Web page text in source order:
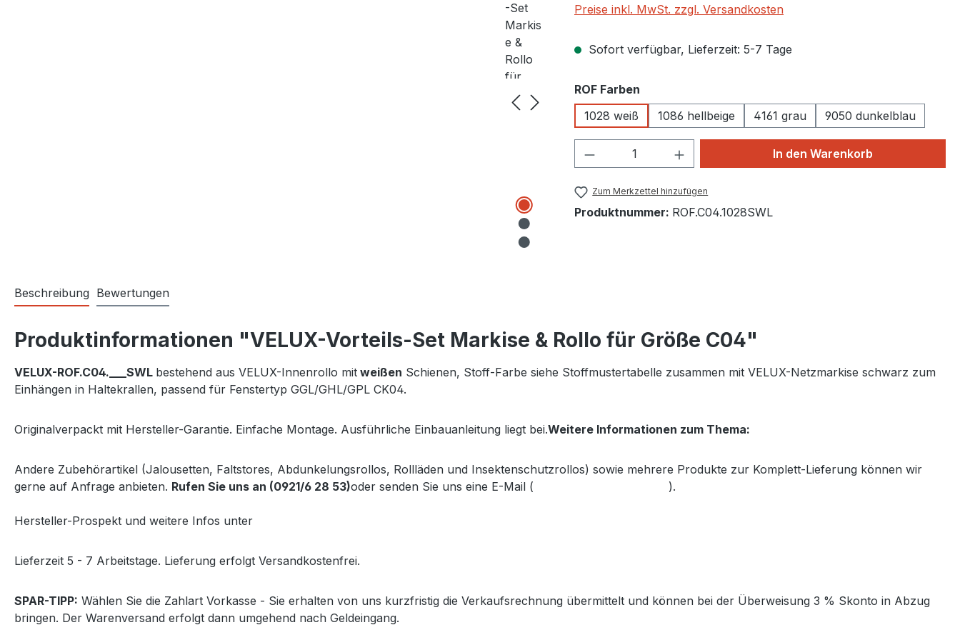
Preise inkl. MwSt. zzgl. Versandkosten
Sofort verfügbar, Lieferzeit: 5-7 Tage
ROF Farben
1028 weiß
1086 hellbeige 4161 grau 9050 dunkelblau
Produkt Anzahl: Gib den gewünschten Wert
In den Warenkorb
Zum Merkzettel hinzufügen
Produktnummer: ROF.C04.1028SWL
Beschreibung Bewertungen
Produktinformationen "VELUX-Vorteils-Set Markise & Rollo für Größe C04"
VELUX-ROF.C04.___SWL bestehend aus VELUX-Innenrollo mit weißen Schienen, Stoff-Farbe siehe Stoffmustertabelle zusammen mit VELUX-Netzmarkise schwarz zum
Einhängen in Haltekrallen, passend für Fenstertyp GGL/GHL/GPL CK04.
Originalverpackt mit Hersteller-Garantie. Einfache Montage. Ausführliche Einbauanleitung liegt bei.Weitere Informationen zum Thema:
Andere Zubehörartikel (Jalousetten, Faltstores, Abdunkelungsrollos, Rollläden und Insektenschutzrollos) sowie mehrere Produkte zur Komplett-Lieferung können wir
gerne auf Anfrage anbieten. Rufen Sie uns an (0921/6 28 53)oder senden Sie uns eine E-Mail ( ).
Hersteller-Prospekt und weitere Infos unter
Lieferzeit 5 - 7 Arbeitstage. Lieferung erfolgt Versandkostenfrei.
SPAR-TIPP: Wählen Sie die Zahlart Vorkasse - Sie erhalten von uns kurzfristig die Verkaufsrechnung übermittelt und können bei der Überweisung 3 % Skonto in Abzug
bringen. Der Warenversand erfolgt dann umgehend nach Geldeingang.